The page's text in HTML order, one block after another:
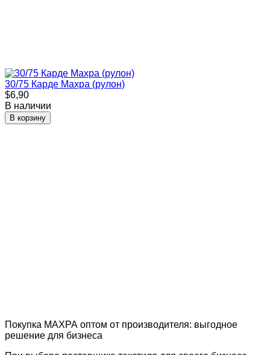
30/75 Карде Махра (рулон)
$6,90
В наличии
В корзину
Покупка МАХРА оптом от производителя: выгодное
решение для бизнеса